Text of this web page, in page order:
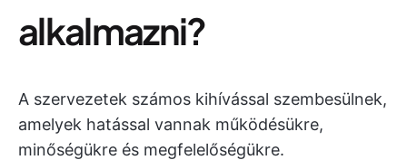
alkalmazni?
A szervezetek számos kihívással szembesülnek,
amelyek hatással vannak működésükre,
minőségükre és megfelelőségükre.